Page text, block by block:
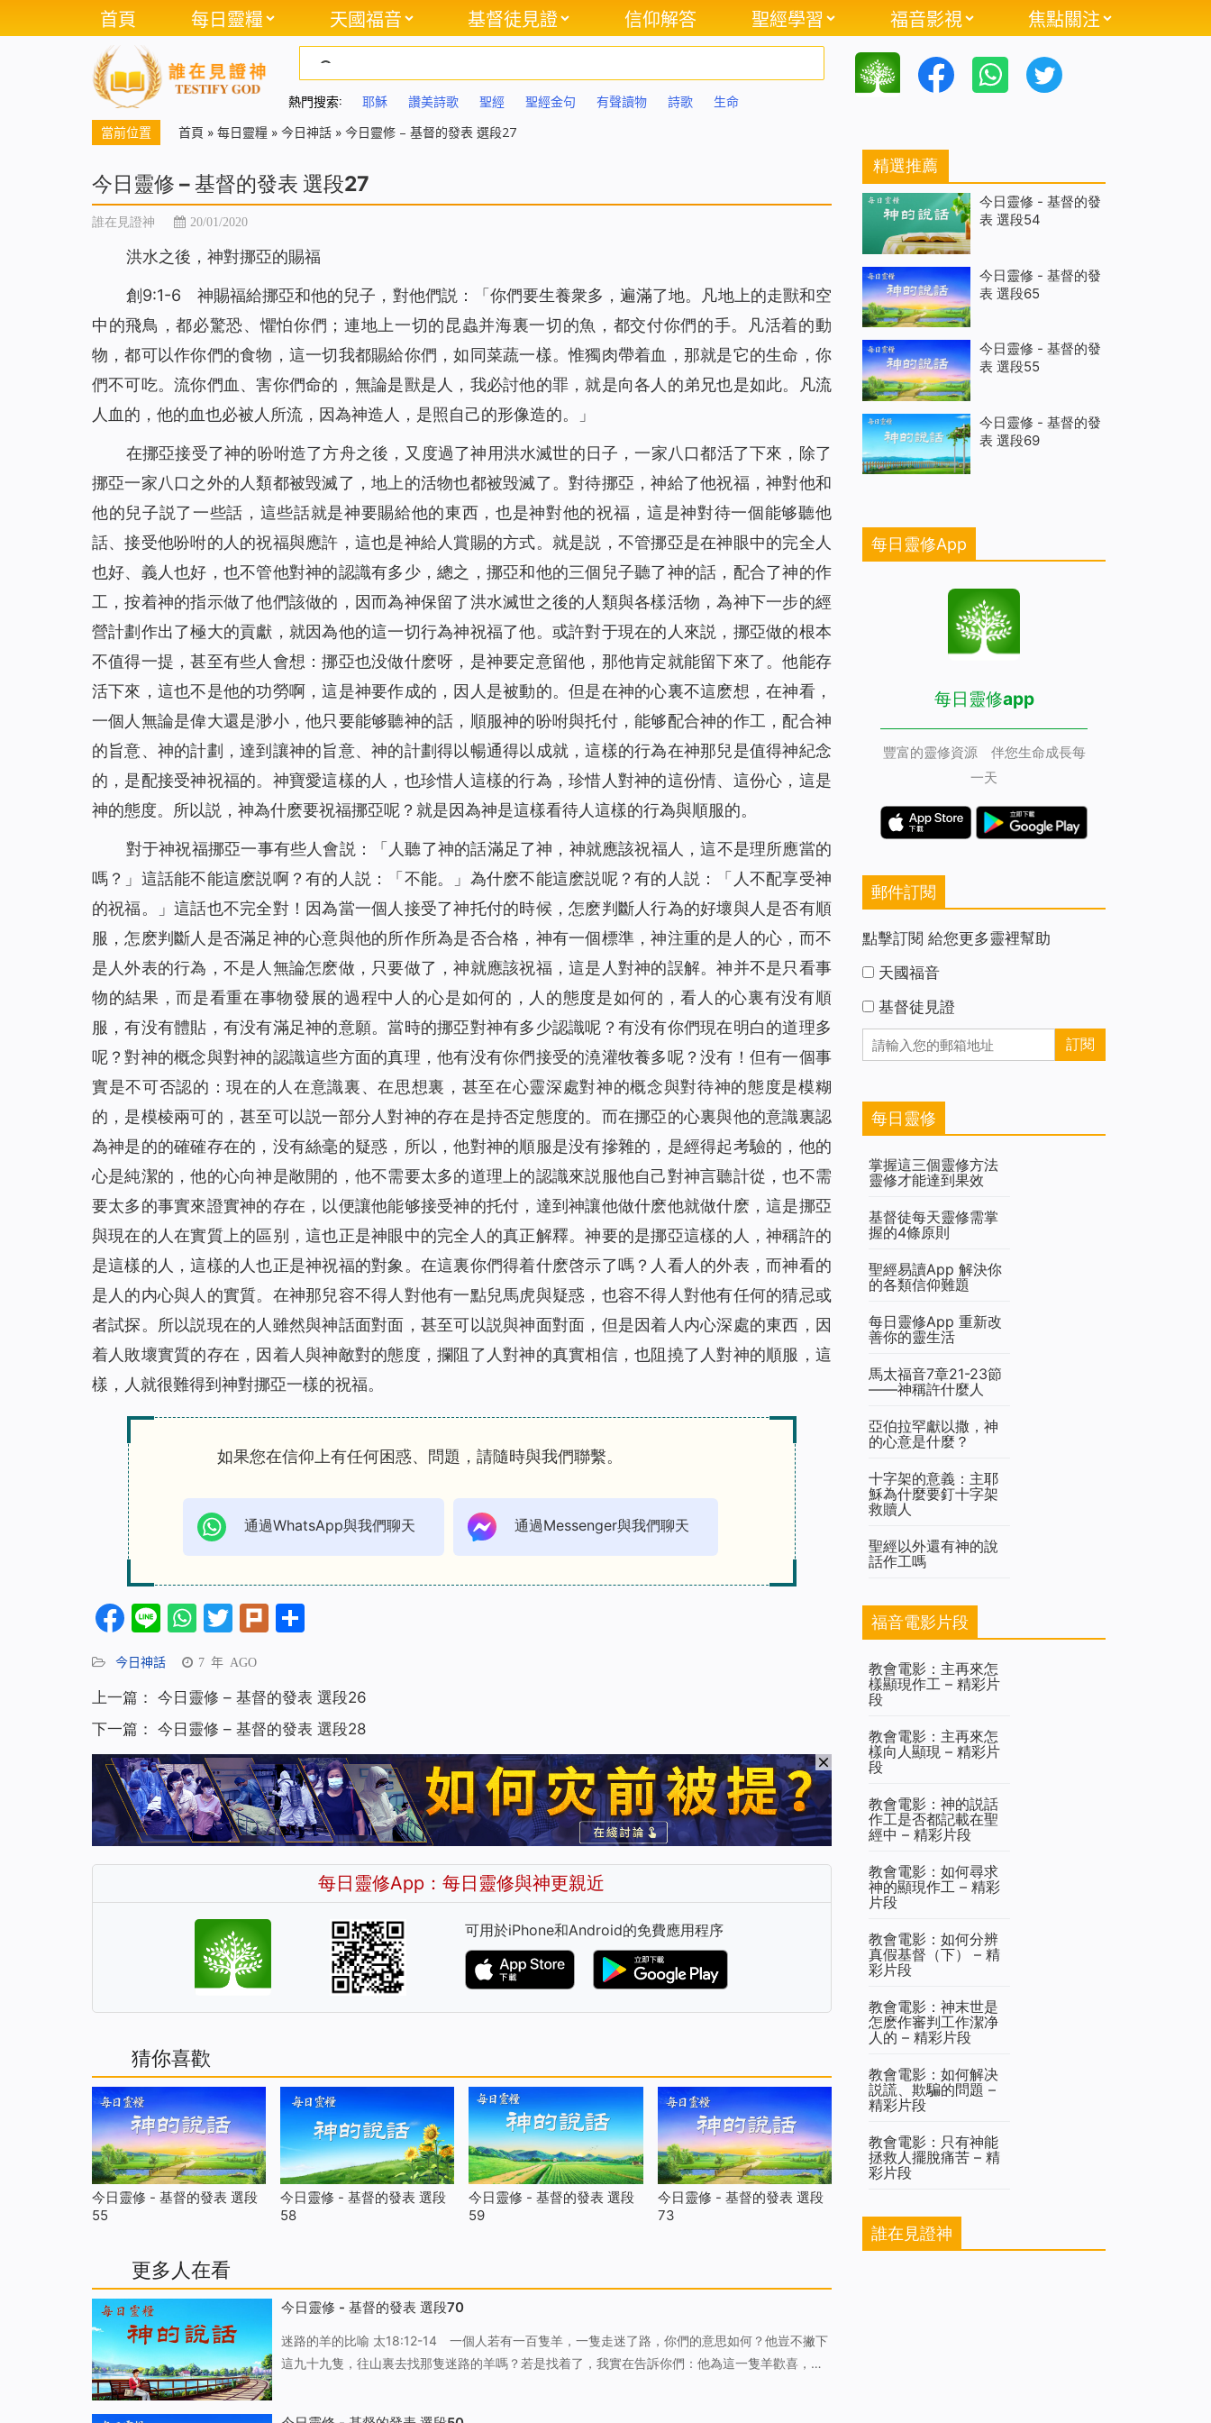
首頁 每日靈糧 天國福音 基督徒見證 信仰解答 聖經學習 福音影視 焦點關注
熱門搜索: 耶穌 讚美詩歌 聖經 聖經金句 有聲讀物 詩歌 生命
當前位置 首頁 » 每日靈糧 » 今日神話 » 今日靈修 – 基督的發表 選段27
今日靈修 – 基督的發表 選段27
誰在見證神 20/01/2020
洪水之後，神對挪亞的賜福
創9:1-6 神賜福給挪亞和他的兒子，對他們説：「你們要生養衆多，遍滿了地。凡地上的走獸和空
中的飛鳥，都必驚恐、懼怕你們；連地上一切的昆蟲并海裏一切的魚，都交付你們的手。凡活着的動
物，都可以作你們的食物，這一切我都賜給你們，如同菜蔬一樣。惟獨肉帶着血，那就是它的生命，你
們不可吃。流你們血、害你們命的，無論是獸是人，我必討他的罪，就是向各人的弟兄也是如此。凡流
人血的，他的血也必被人所流，因為神造人，是照自己的形像造的。」
在挪亞接受了神的吩咐造了方舟之後，又度過了神用洪水滅世的日子，一家八口都活了下來，除了
挪亞一家八口之外的人類都被毁滅了，地上的活物也都被毁滅了。對待挪亞，神給了他祝福，神對他和
他的兒子説了一些話，這些話就是神要賜給他的東西，也是神對他的祝福，這是神對待一個能够聽他
話、接受他吩咐的人的祝福與應許，這也是神給人賞賜的方式。就是説，不管挪亞是在神眼中的完全人
也好、義人也好，也不管他對神的認識有多少，總之，挪亞和他的三個兒子聽了神的話，配合了神的作
工，按着神的指示做了他們該做的，因而為神保留了洪水滅世之後的人類與各樣活物，為神下一步的經
營計劃作出了極大的貢獻，就因為他的這一切行為神祝福了他。或許對于現在的人來説，挪亞做的根本
不值得一提，甚至有些人會想：挪亞也没做什麽呀，是神要定意留他，那他肯定就能留下來了。他能存
活下來，這也不是他的功勞啊，這是神要作成的，因人是被動的。但是在神的心裏不這麽想，在神看，
一個人無論是偉大還是渺小，他只要能够聽神的話，順服神的吩咐與托付，能够配合神的作工，配合神
的旨意、神的計劃，達到讓神的旨意、神的計劃得以暢通得以成就，這樣的行為在神那兒是值得神紀念
的，是配接受神祝福的。神寶愛這樣的人，也珍惜人這樣的行為，珍惜人對神的這份情、這份心，這是
神的態度。所以説，神為什麽要祝福挪亞呢？就是因為神是這樣看待人這樣的行為與順服的。
對于神祝福挪亞一事有些人會説：「人聽了神的話滿足了神，神就應該祝福人，這不是理所應當的
嗎？」這話能不能這麽説啊？有的人説：「不能。」為什麽不能這麽説呢？有的人説：「人不配享受神
的祝福。」這話也不完全對！因為當一個人接受了神托付的時候，怎麽判斷人行為的好壞與人是否有順
服，怎麽判斷人是否滿足神的心意與他的所作所為是否合格，神有一個標準，神注重的是人的心，而不
是人外表的行為，不是人無論怎麽做，只要做了，神就應該祝福，這是人對神的誤解。神并不是只看事
物的結果，而是看重在事物發展的過程中人的心是如何的，人的態度是如何的，看人的心裏有没有順
服，有没有體貼，有没有滿足神的意願。當時的挪亞對神有多少認識呢？有没有你們現在明白的道理多
呢？對神的概念與對神的認識這些方面的真理，他有没有你們接受的澆灌牧養多呢？没有！但有一個事
實是不可否認的：現在的人在意識裏、在思想裏，甚至在心靈深處對神的概念與對待神的態度是模糊
的，是模棱兩可的，甚至可以説一部分人對神的存在是持否定態度的。而在挪亞的心裏與他的意識裏認
為神是的的確確存在的，没有絲毫的疑惑，所以，他對神的順服是没有摻雜的，是經得起考驗的，他的
心是純潔的，他的心向神是敞開的，他不需要太多的道理上的認識來説服他自己對神言聽計從，也不需
要太多的事實來證實神的存在，以便讓他能够接受神的托付，達到神讓他做什麽他就做什麽，這是挪亞
與現在的人在實質上的區别，這也正是神眼中的完全人的真正解釋。神要的是挪亞這樣的人，神稱許的
是這樣的人，這樣的人也正是神祝福的對象。在這裏你們得着什麽啓示了嗎？人看人的外表，而神看的
是人的内心與人的實質。在神那兒容不得人對他有一點兒馬虎與疑惑，也容不得人對他有任何的猜忌或
者試探。所以説現在的人雖然與神話面對面，甚至可以説與神面對面，但是因着人内心深處的東西，因
着人敗壞實質的存在，因着人與神敵對的態度，攔阻了人對神的真實相信，也阻撓了人對神的順服，這
樣，人就很難得到神對挪亞一樣的祝福。
如果您在信仰上有任何困惑、問題，請隨時與我們聯繫。
通過WhatsApp與我們聊天 通過Messenger與我們聊天
Facebook
LineWhatsApp
Twitter
Plurk
今日神話 7 年 AGO
上一篇： 今日靈修 – 基督的發表 選段26
下一篇： 今日靈修 – 基督的發表 選段28
每日靈修App：每日靈修與神更親近
可用於iPhone和Android的免費應用程序
猜你喜歡
今日靈修 - 基督的發表 選段
55
今日靈修 - 基督的發表 選段
58
今日靈修 - 基督的發表 選段
59
今日靈修 - 基督的發表 選段
73
更多人在看
今日靈修 - 基督的發表 選段70
迷路的羊的比喻 太18:12-14 一個人若有一百隻羊，一隻走迷了路，你們的意思如何？他豈不撇下
這九十九隻，往山裏去找那隻迷路的羊嗎？若是找着了，我實在告訴你們：他為這一隻羊歡喜，比
精選推薦
今日靈修 - 基督的發
表 選段54
今日靈修 - 基督的發
表 選段65
今日靈修 - 基督的發
表 選段55
今日靈修 - 基督的發
表 選段69
每日靈修App
每日靈修app
豐富的靈修資源 伴您生命成長每
一天
郵件訂閱
點擊訂閱 給您更多靈裡幫助
天國福音
基督徒見證
每日靈修
掌握這三個靈修方法
靈修才能達到果效
基督徒每天靈修需掌
握的4條原則
聖經易讀App 解決你
的各類信仰難題
每日靈修App 重新改
善你的靈生活
馬太福音7章21-23節
——神稱許什麼人
亞伯拉罕獻以撒，神
的心意是什麼？
十字架的意義：主耶
穌為什麼要釘十字架
救贖人
聖經以外還有神的說
話作工嗎
福音電影片段
教會電影：主再來怎
樣顯現作工 – 精彩片
段
教會電影：主再來怎
樣向人顯現 – 精彩片
段
教會電影：神的説話
作工是否都記載在聖
經中 – 精彩片段
教會電影：如何尋求
神的顯現作工 – 精彩
片段
教會電影：如何分辨
真假基督（下） – 精
彩片段
教會電影：神末世是
怎麽作審判工作潔净
人的 – 精彩片段
教會電影：如何解决
説謊、欺騙的問題 –
精彩片段
教會電影：只有神能
拯救人擺脫痛苦 – 精
彩片段
誰在見證神